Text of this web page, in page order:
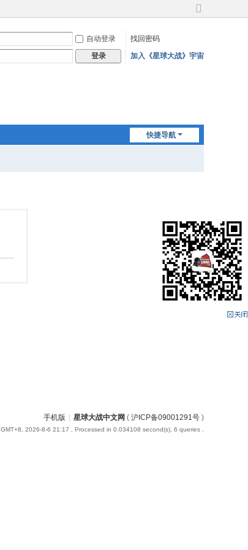
切
宽
自动登录
找回密码
登录 加入《星球大战》宇宙
快捷导航
手机版 星球大战中文网 ( 沪ICP备09001291号 )
GMT+8, 2026-8-6 21:17 , Processed in 0.034108 second(s), 6 queries .